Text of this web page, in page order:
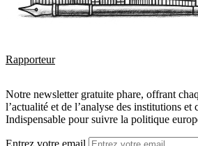
Rapporteur
Notre newsletter gratuite phare, offrant
l’actualité et de l’analyse des institutions et
Indispensable pour suivre la politique
Entrez votre email